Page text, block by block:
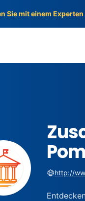
Sie mit einem
http://